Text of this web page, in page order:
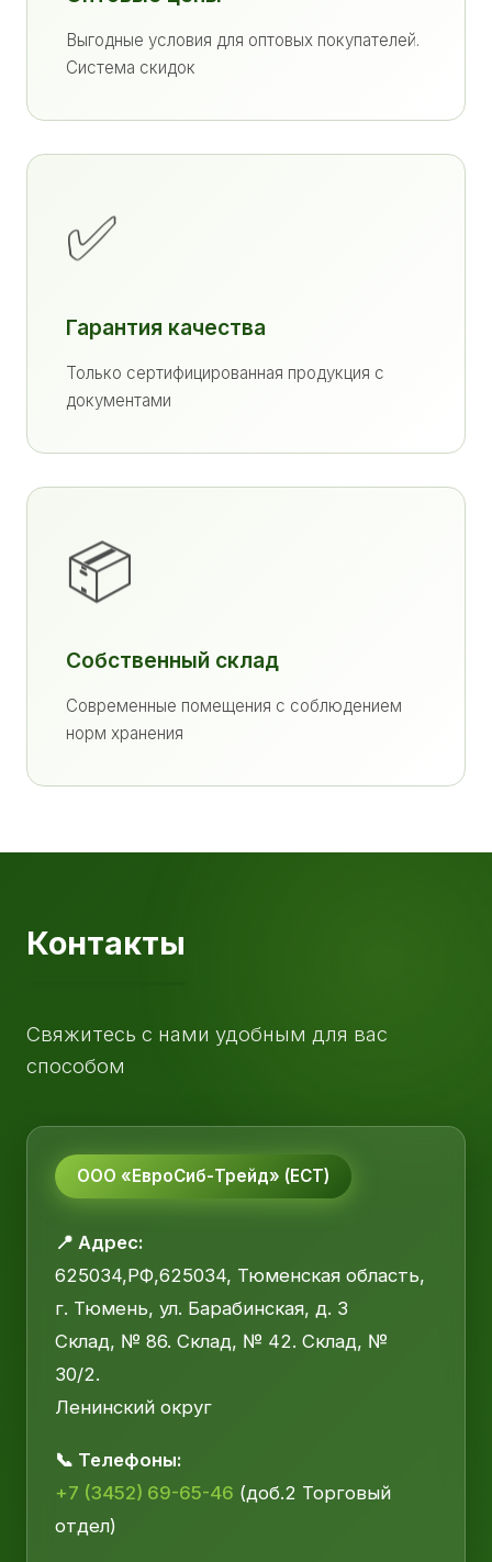
Выгодные условия для оптовых покупателей.
Система скидок
✅
Гарантия качества
Только сертифицированная продукция с
документами
📦
Собственный склад
Современные помещения с соблюдением
норм хранения
Контакты
Свяжитесь с нами удобным для вас
способом
ООО «ЕвроСиб-Трейд» (ЕСТ)
📍 Адрес:
625034,РФ,625034, Тюменская область,
г. Тюмень, ул. Барабинская, д. 3
Склад, № 86. Склад, № 42. Склад, №
30/2.
Ленинский округ
📞 Телефоны:
+7 (3452) 69-65-46 (доб.2 Торговый
отдел)